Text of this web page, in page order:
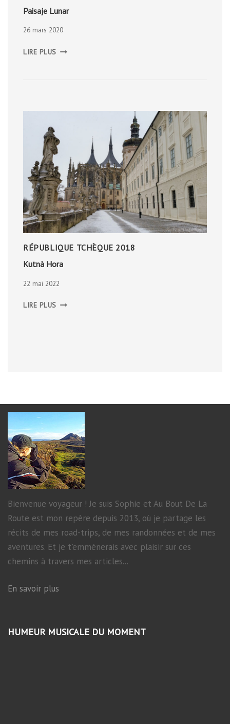
Paisaje Lunar
26 mars 2020
LIRE PLUS LUNAR
RÉPUBLIQUE TCHÈQUE 2018
Kutnà Hora
22 mai 2022
LIRE PLUS HORA
Bienvenue voyageur ! Je suis Sophie et Au Bout De La
Route est mon repère depuis 2013, où je partage les
récits de mes road-trips, de mes randonnées et de mes
aventures. Et je t'emmènerais avec plaisir sur ces
chemins à travers mes articles...
En savoir plus
HUMEUR MUSICALE DU MOMENT